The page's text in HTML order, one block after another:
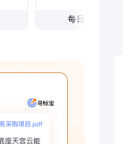
每日仅1.08元